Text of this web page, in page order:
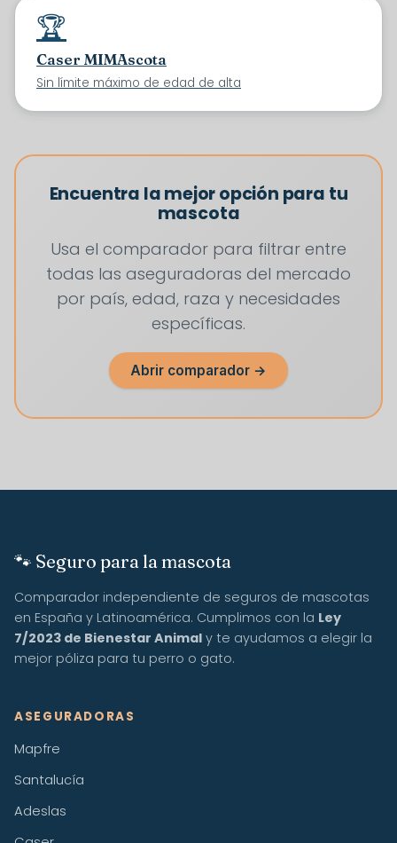
🏆
Caser MIMAscota
Sin límite máximo de edad de alta
Encuentra la mejor opción para tu
mascota
Usa el comparador para filtrar entre
todas las aseguradoras del mercado
por país, edad, raza y necesidades
específicas.
Abrir comparador →
🐾 Seguro para la mascota
Comparador independiente de seguros de mascotas
en España y Latinoamérica. Cumplimos con la Ley
7/2023 de Bienestar Animal y te ayudamos a elegir la
mejor póliza para tu perro o gato.
ASEGURADORAS
Mapfre
Santalucía
Adeslas